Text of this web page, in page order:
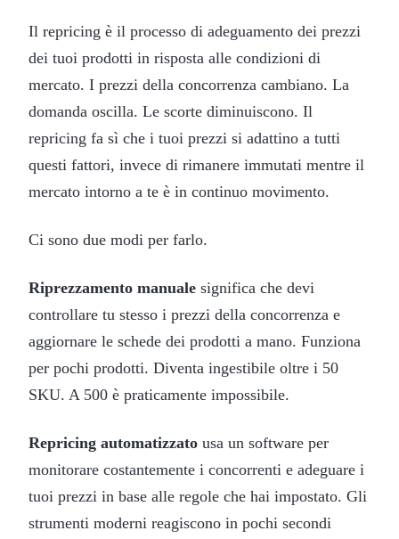
Il repricing è il processo di adeguamento dei prezzi
dei tuoi prodotti in risposta alle condizioni di
mercato. I prezzi della concorrenza cambiano. La
domanda oscilla. Le scorte diminuiscono. Il
repricing fa sì che i tuoi prezzi si adattino a tutti
questi fattori, invece di rimanere immutati mentre il
mercato intorno a te è in continuo movimento.
Ci sono due modi per farlo.
Riprezzamento manuale significa che devi
controllare tu stesso i prezzi della concorrenza e
aggiornare le schede dei prodotti a mano. Funziona
per pochi prodotti. Diventa ingestibile oltre i 50
SKU. A 500 è praticamente impossibile.
Repricing automatizzato usa un software per
monitorare costantemente i concorrenti e adeguare i
tuoi prezzi in base alle regole che hai impostato. Gli
strumenti moderni reagiscono in pochi secondi